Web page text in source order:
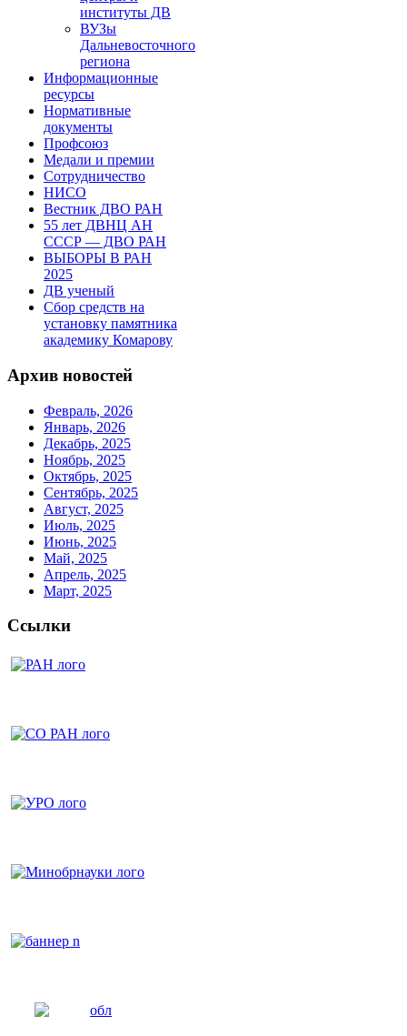
институты ДВ
ВУЗы
Дальневосточного
региона
Информационные
ресурсы
Нормативные
документы
Профсоюз
Медали и премии
Сотрудничество
НИСО
Вестник ДВО РАН
55 лет ДВНЦ АН
СССР — ДВО РАН
ВЫБОРЫ В РАН
2025
ДВ ученый
Сбор средств на
установку памятника
академику Комарову
Архив новостей
Февраль, 2026
Январь, 2026
Декабрь, 2025
Ноябрь, 2025
Октябрь, 2025
Сентябрь, 2025
Август, 2025
Июль, 2025
Июнь, 2025
Май, 2025
Апрель, 2025
Март, 2025
Ссылки